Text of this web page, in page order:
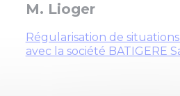
M. Lioger
Régularisation de
avec la société BATIGERE